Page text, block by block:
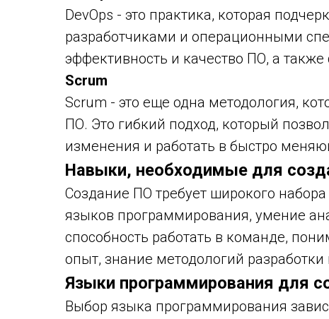
DevOps - это практика, которая
разработчиками и операционными
эффективность и качество ПО, а также
Scrum
Scrum - это еще одна методология,
ПО. Это гибкий подход, который
изменения и работать в быстро
Навыки, необходимые для
Создание ПО требует широкого
языков программирования, умение
способность работать в команде,
опыт, знание методологий разработки
Языки программирования для
Выбор языка программирования